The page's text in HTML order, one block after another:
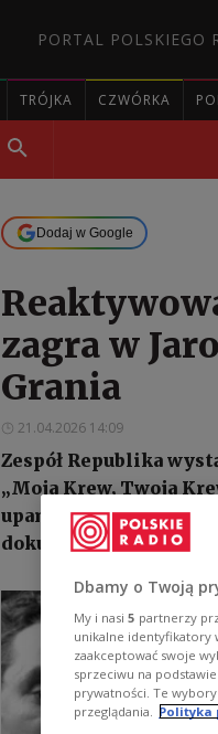
PORTAL POLSKIEGO
TRÓJKA CZWÓRKA
Dodaj w Google
zagra w
Grania
21.04.2026 14:09
Zespół Republika
„Moja Krew, Twoja
upamiętniające 40.
dokumentalnego
Dbamy o Twoją
My i nasi 5 partnerzy
unikalne identyfikatory
zaakceptować swoje
sprzeciwu na
prywatności. Te
przeglądania. Polityka